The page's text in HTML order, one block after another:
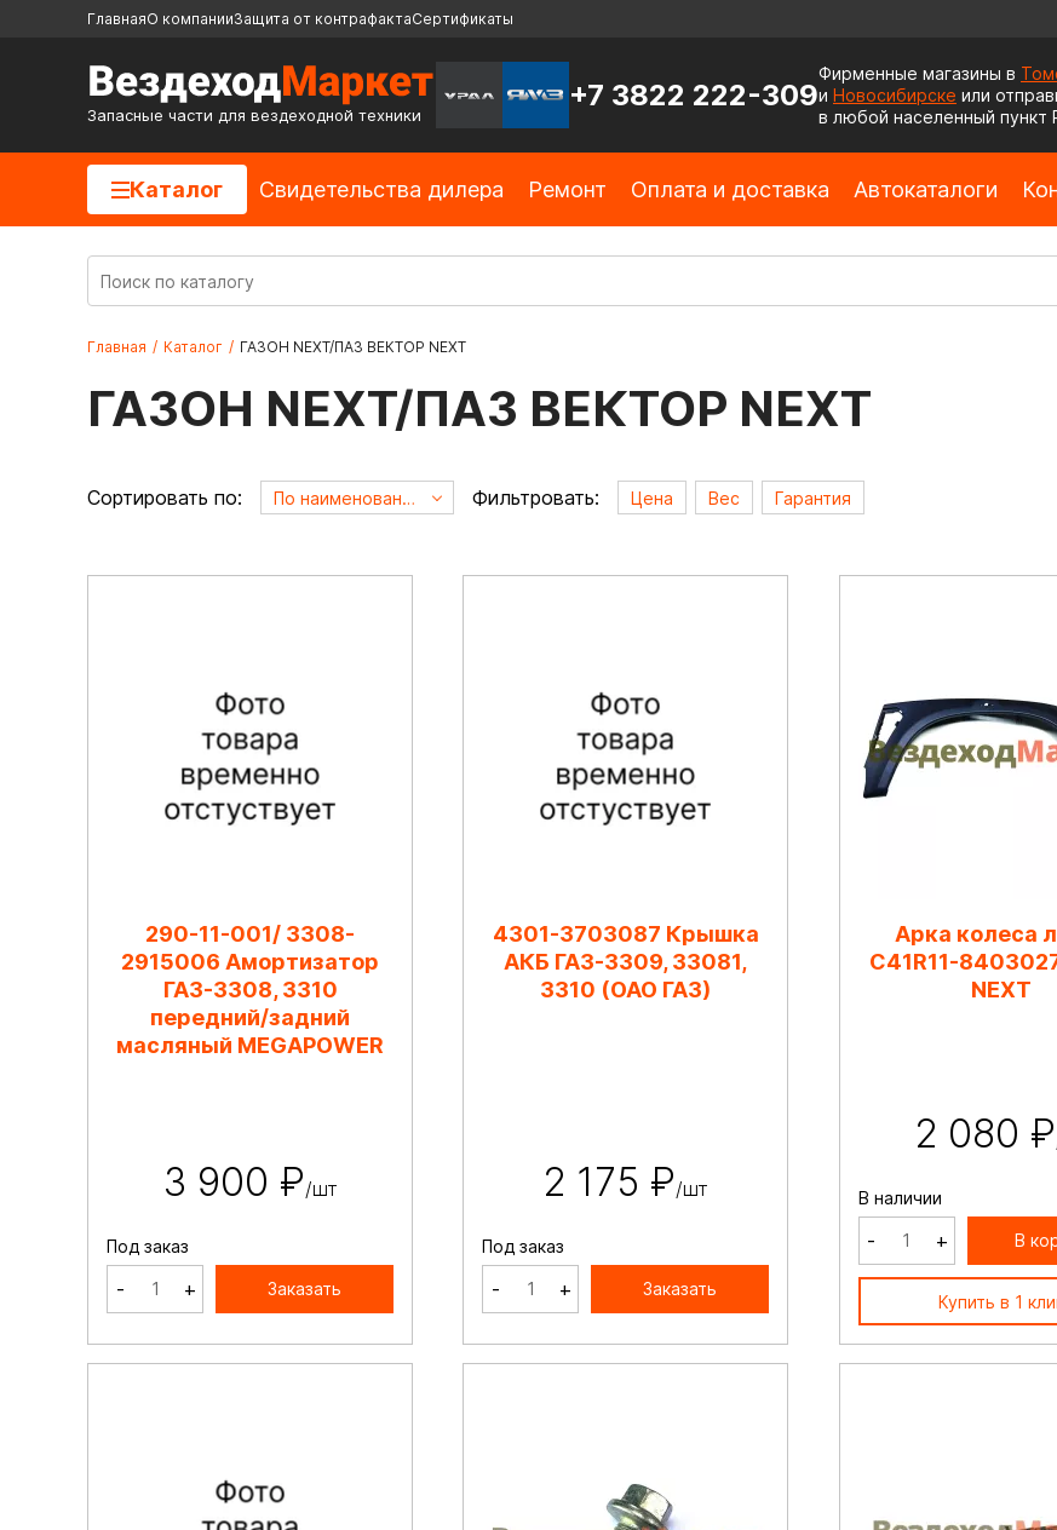
ГлавнаяО компанииЗащита от контрафактаСертификаты
Запасные части для вездеходной техники
+7 3822 222-309
Фирменные магазины в
и Новосибирске или
в любой населенный пункт
Каталог Cвидетельства дилера Ремонт Оплата и доставка Автокаталоги
Главная / Каталог / ГАЗОН NEXT/ПАЗ ВЕКТОР NEXT
ГАЗОН NEXT/ПАЗ ВЕКТОР NEXT
Сортировать по: По наименованию А->Я Фильтровать: Цена Вес Гарантия
290-11-001/ 3308-
2915006 Амортизатор
ГАЗ-3308, 3310
передний/задний
масляный MEGAPOWER
3 900 ₽/шт
Под заказ
- + Заказать
4301-3703087 Крышка
АКБ ГАЗ-3309, 33081,
3310 (ОАО ГАЗ)
2 175 ₽/шт
Под заказ
- + Заказать
Арка колеса
C41R11-
NEXT
2 080 ₽
В наличии
- + В
Купить в 1